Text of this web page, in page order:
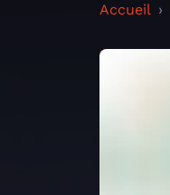
Accueil